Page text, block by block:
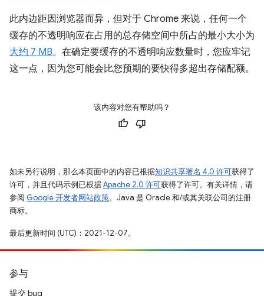
此内边距因浏览器而异，但对于 Chrome 来说，任何一个
缓存的不透明响应在占用的总存储空间中所占的最小大小为
大约 7 MB。在确定要缓存的不透明响应数量时，您应牢记
这一点，因为您可能会比您预期的要快得多超出存储配额。
该内容对您有帮助吗？
如未另行说明，那么本页面中的内容已根据知识共享署名 4.0 许可获得了
许可，并且代码示例已根据Apache 2.0 许可获得了许可。有关详情，请
参阅 Google 开发者网站政策。Java 是 Oracle 和/或其关联公司的注册
商标。
最后更新时间 (UTC)：2021-12-07。
参与
提交 bug